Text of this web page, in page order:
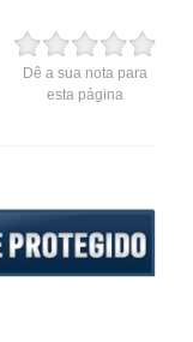
Dê a sua nota para
esta página